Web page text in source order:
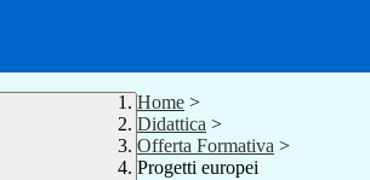
Home >
Didattica >
Offerta Formativa >
Progetti europei